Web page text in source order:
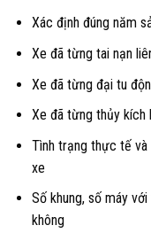
Xác định đúng năm
Xe đã từng tai nạn
Xe đã từng đại tu
Xe đã từng thủy kích
Tình trạng thực tế
xe
Số khung, số máy
không